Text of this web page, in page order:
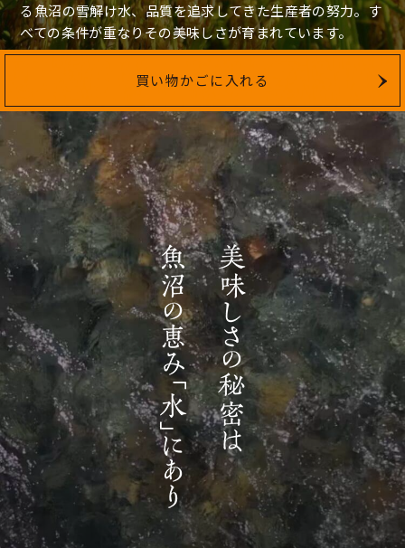
る魚沼の雪解け水、品質を追求してきた生産者の努力。す
べての条件が重なりその美味しさが育まれています。
買い物かごに入れる